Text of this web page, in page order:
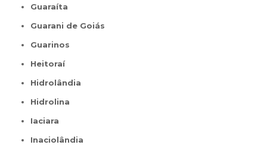
Guaraíta
Guarani de Goiás
Guarinos
Heitoraí
Hidrolândia
Hidrolina
Iaciara
Inaciolândia